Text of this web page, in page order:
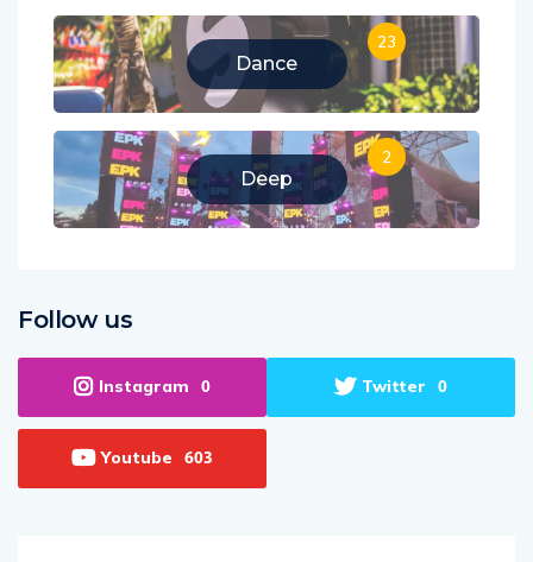
Dance
23
Deep
2
Follow us
Instagram 0 Twitter 0
Youtube 603